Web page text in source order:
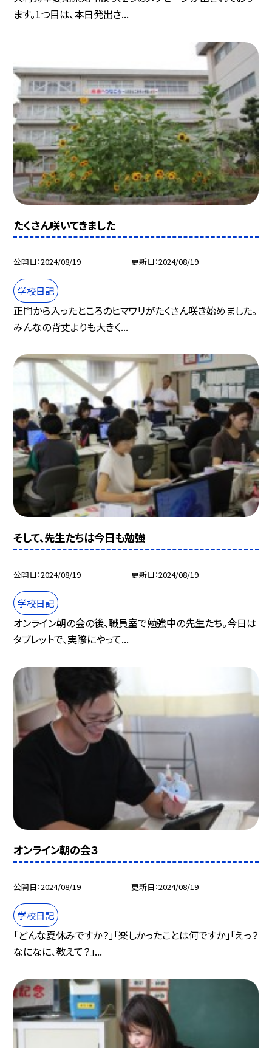
ます。1つ目は、本日発出さ...
たくさん咲いてきました
公開日 2024/08/19 更新日 2024/08/19
学校日記
正門から入ったところのヒマワリがたくさん咲き始めました。
みんなの背丈よりも大きく...
そして、先生たちは今日も勉強
公開日 2024/08/19 更新日 2024/08/19
学校日記
オンライン朝の会の後、職員室で勉強中の先生たち。今日は
タブレットで、実際にやって...
オンライン朝の会３
公開日 2024/08/19 更新日 2024/08/19
学校日記
「どんな夏休みですか？」「楽しかったことは何ですか」「えっ？
なになに、教えて？」...